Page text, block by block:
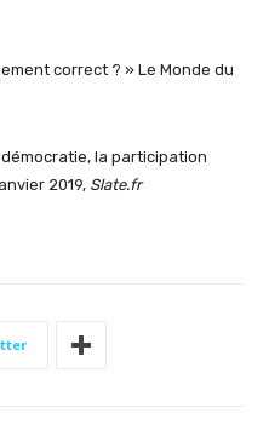
correct ? » Le Monde du
la participation
2019, Slate.fr